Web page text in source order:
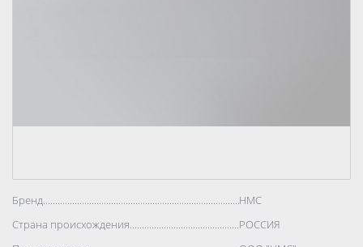
Бренд..................................................................................НМС
Страна происхождения..................................................................................
РОССИЯ